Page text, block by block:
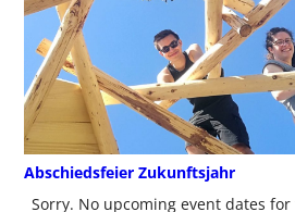
Abschiedsfeier Zukunftsjahr
Sorry. No upcoming event dates